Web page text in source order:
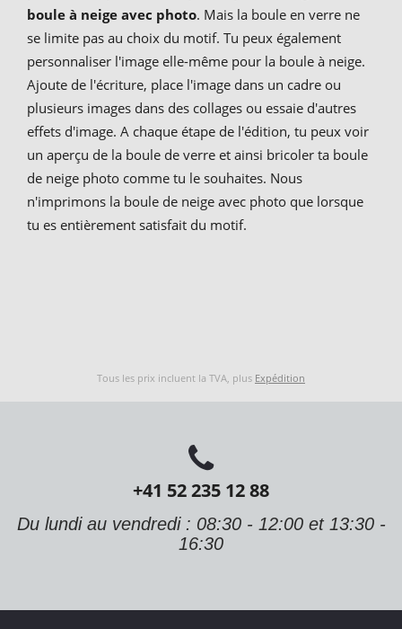
boule à neige avec photo. Mais la boule en verre ne
se limite pas au choix du motif. Tu peux également
personnaliser l'image elle-même pour la boule à neige.
Ajoute de l'écriture, place l'image dans un cadre ou
plusieurs images dans des collages ou essaie d'autres
effets d'image. A chaque étape de l'édition, tu peux voir
un aperçu de la boule de verre et ainsi bricoler ta boule
de neige photo comme tu le souhaites. Nous
n'imprimons la boule de neige avec photo que lorsque
tu es entièrement satisfait du motif.
Tous les prix incluent la TVA, plus Expédition
+41 52 235 12 88
Du lundi au vendredi : 08:30 - 12:00 et 13:30 -
16:30